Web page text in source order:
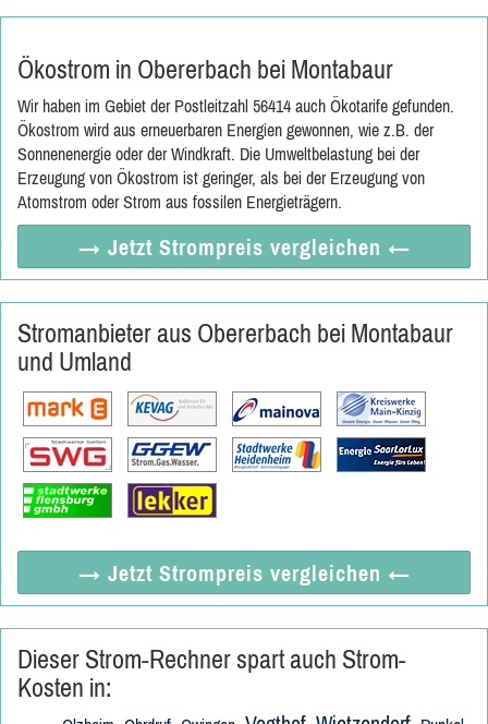
Ökostrom in Obererbach bei Montabaur
Wir haben im Gebiet der Postleitzahl 56414 auch Ökotarife gefunden.
Ökostrom wird aus erneuerbaren Energien gewonnen, wie z.B. der
Sonnenenergie oder der Windkraft. Die Umweltbelastung bei der
Erzeugung von Ökostrom ist geringer, als bei der Erzeugung von
Atomstrom oder Strom aus fossilen Energieträgern.
→ Jetzt Strompreis vergleichen ←
Stromanbieter aus Obererbach bei Montabaur
und Umland
→ Jetzt Strompreis vergleichen ←
Dieser Strom-Rechner spart auch Strom-
Kosten in: